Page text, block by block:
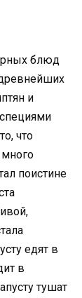
блюд
и
что
много
поистине
едят в
в
тушат